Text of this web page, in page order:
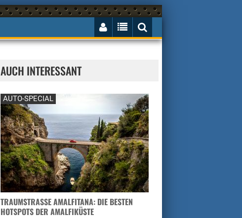
AUCH INTERESSANT
AUTO-SPECIAL
TRAUMSTRASSE AMALFITANA: DIE BESTEN H
OTSPOTS DER AMALFIKÜSTE